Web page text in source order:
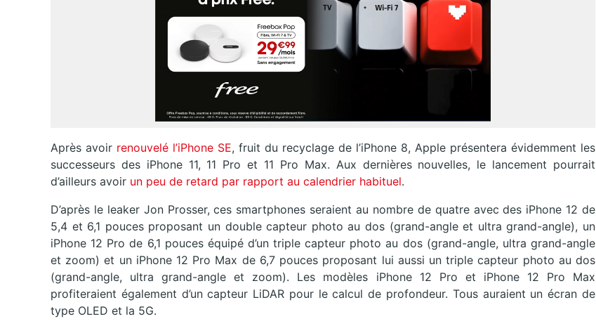
Après avoir renouvelé l’iPhone SE, fruit du recyclage de l’iPhone 8, Apple présentera évidemment les
successeurs des iPhone 11, 11 Pro et 11 Pro Max. Aux dernières nouvelles, le lancement pourrait
d’ailleurs avoir un peu de retard par rapport au calendrier habituel.
D’après le leaker Jon Prosser, ces smartphones seraient au nombre de quatre avec des iPhone 12 de
5,4 et 6,1 pouces proposant un double capteur photo au dos (grand-angle et ultra grand-angle), un
iPhone 12 Pro de 6,1 pouces équipé d’un triple capteur photo au dos (grand-angle, ultra grand-angle
et zoom) et un iPhone 12 Pro Max de 6,7 pouces proposant lui aussi un triple capteur photo au dos
(grand-angle, ultra grand-angle et zoom). Les modèles iPhone 12 Pro et iPhone 12 Pro Max
profiteraient également d’un capteur LiDAR pour le calcul de profondeur. Tous auraient un écran de
type OLED et la 5G.